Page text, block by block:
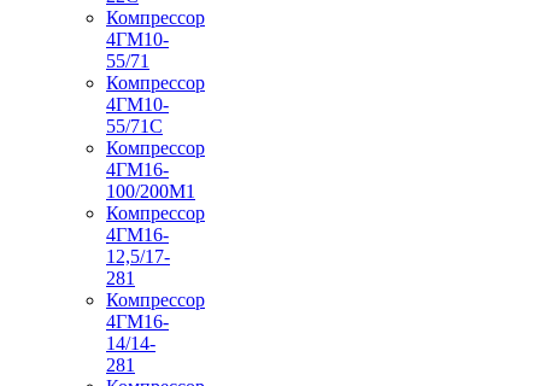
Компрессор
4ГМ10-
55/71
Компрессор
4ГМ10-
55/71С
Компрессор
4ГМ16-
100/200М1
Компрессор
4ГМ16-
12,5/17-
281
Компрессор
4ГМ16-
14/14-
281